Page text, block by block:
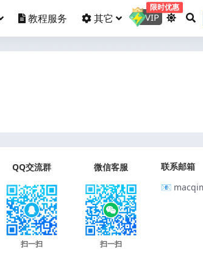
教程服务 其它 VIP
限时优惠
QQ交流群
扫一扫
微信客服
扫一扫
联系邮箱
📧